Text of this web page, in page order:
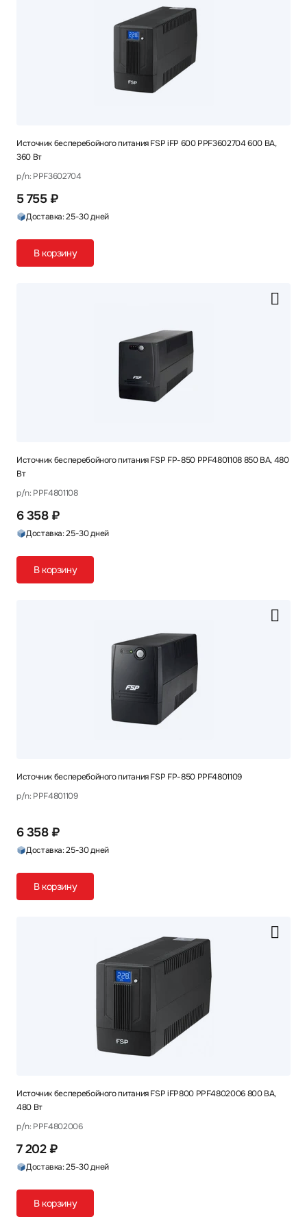
Источник бесперебойного питания FSP iFP 600 PPF3602704 600 ВА,
360 Вт
p/n: PPF3602704
5 755 ₽
Доставка: 25-30 дней
В корзину
Источник бесперебойного питания FSP FP-850 PPF4801108 850 ВА, 480
Вт
p/n: PPF4801108
6 358 ₽
Доставка: 25-30 дней
В корзину
Источник бесперебойного питания FSP FP-850 PPF4801109
p/n: PPF4801109
6 358 ₽
Доставка: 25-30 дней
В корзину
Источник бесперебойного питания FSP iFP800 PPF4802006 800 ВА,
480 Вт
p/n: PPF4802006
7 202 ₽
Доставка: 25-30 дней
В корзину